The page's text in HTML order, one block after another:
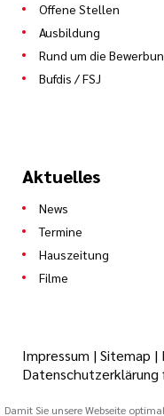
Offene Stellen
Ausbildung
Rund um die
Bufdis / FSJ
Aktuelles
News
Termine
Hauszeitung
Filme
Impressum |Sitemap |
Datenschutzerklärung
Damit Sie unsere Webseite